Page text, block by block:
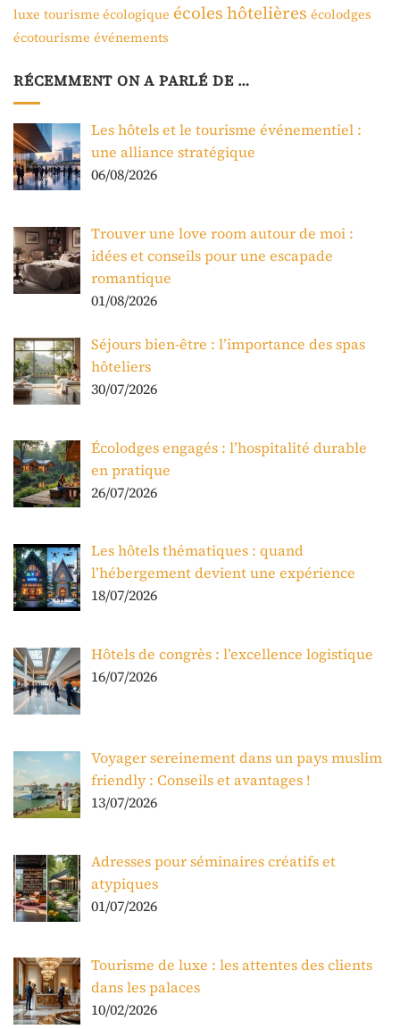
luxe tourisme écologique écoles hôtelières écolodges
écotourisme événements
RÉCEMMENT ON A PARLÉ DE …
Les hôtels et le tourisme événementiel :
une alliance stratégique
06/08/2026
Trouver une love room autour de moi :
idées et conseils pour une escapade
romantique
01/08/2026
Séjours bien-être : l’importance des spas
hôteliers
30/07/2026
Écolodges engagés : l’hospitalité durable
en pratique
26/07/2026
Les hôtels thématiques : quand
l’hébergement devient une expérience
18/07/2026
Hôtels de congrès : l’excellence logistique
16/07/2026
Voyager sereinement dans un pays muslim
friendly : Conseils et avantages !
13/07/2026
Adresses pour séminaires créatifs et
atypiques
01/07/2026
Tourisme de luxe : les attentes des clients
dans les palaces
10/02/2026